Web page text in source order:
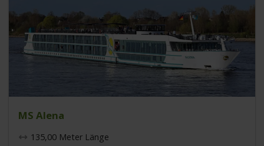
MS Alena
135,00 Meter Länge